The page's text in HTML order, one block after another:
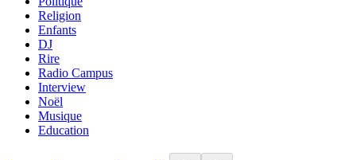
Religion
Enfants
DJ
Rire
Radio Campus
Interview
Noël
Musique
Education